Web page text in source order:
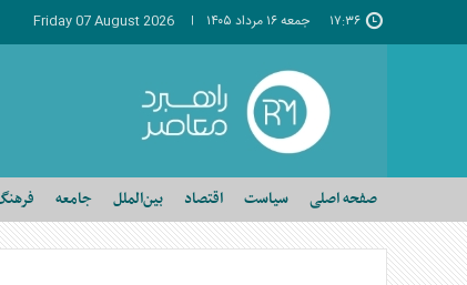
۱۷:۳۶ جمعه ۱۶ مرداد ۱۴۰۵ Friday 07 August 2026
صفحه اصلی سیاست اقتصاد بین‌الملل جامعه